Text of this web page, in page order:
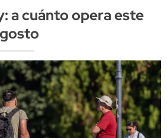
a cuánto opera este